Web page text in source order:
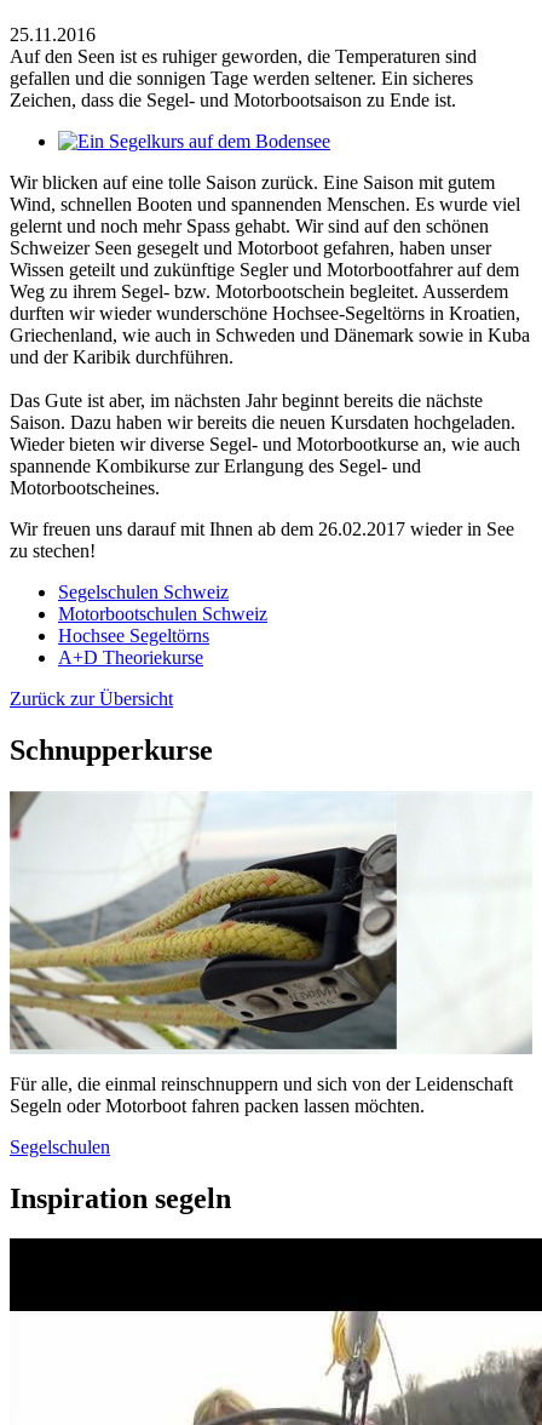
25.11.2016
Auf den Seen ist es ruhiger geworden, die Temperaturen sind
gefallen und die sonnigen Tage werden seltener. Ein sicheres
Zeichen, dass die Segel- und Motorbootsaison zu Ende ist.
Wir blicken auf eine tolle Saison zurück. Eine Saison mit gutem
Wind, schnellen Booten und spannenden Menschen. Es wurde viel
gelernt und noch mehr Spass gehabt. Wir sind auf den schönen
Schweizer Seen gesegelt und Motorboot gefahren, haben unser
Wissen geteilt und zukünftige Segler und Motorbootfahrer auf dem
Weg zu ihrem Segel- bzw. Motorbootschein begleitet. Ausserdem
durften wir wieder wunderschöne Hochsee-Segeltörns in Kroatien,
Griechenland, wie auch in Schweden und Dänemark sowie in Kuba
und der Karibik durchführen.
Das Gute ist aber, im nächsten Jahr beginnt bereits die nächste
Saison. Dazu haben wir bereits die neuen Kursdaten hochgeladen.
Wieder bieten wir diverse Segel- und Motorbootkurse an, wie auch
spannende Kombikurse zur Erlangung des Segel- und
Motorbootscheines.
Wir freuen uns darauf mit Ihnen ab dem 26.02.2017 wieder in See
zu stechen!
Segelschulen Schweiz
Motorbootschulen Schweiz
Hochsee Segeltörns
A+D Theoriekurse
Zurück zur Übersicht
Schnupperkurse
Für alle, die einmal reinschnuppern und sich von der Leidenschaft
Segeln oder Motorboot fahren packen lassen möchten.
Segelschulen
Inspiration segeln